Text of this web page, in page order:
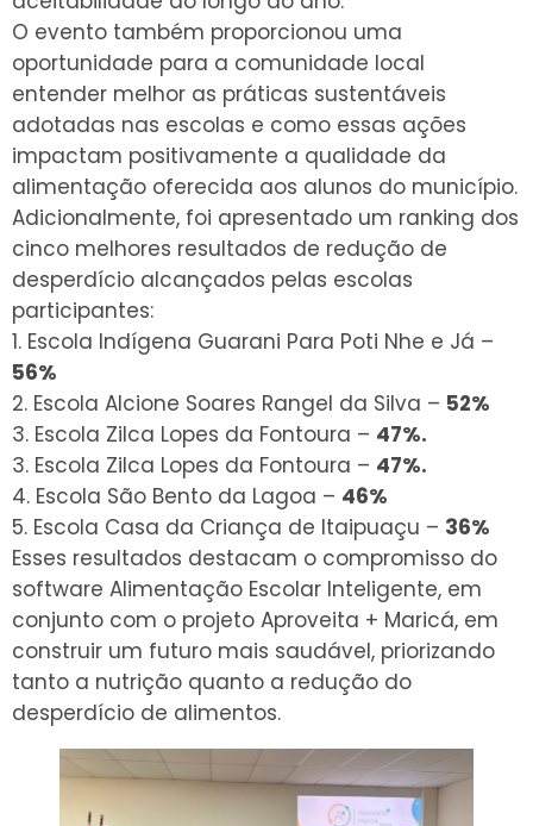
O evento também proporcionou uma
oportunidade para a comunidade local
entender melhor as práticas sustentáveis
adotadas nas escolas e como essas ações
impactam positivamente a qualidade da
alimentação oferecida aos alunos do município.
Adicionalmente, foi apresentado um ranking dos
cinco melhores resultados de redução de
desperdício alcançados pelas escolas
participantes:
1. Escola Indígena Guarani Para Poti Nhe e Já –
56%
2. Escola Alcione Soares Rangel da Silva – 52%
3. Escola Zilca Lopes da Fontoura – 47%.
3. Escola Zilca Lopes da Fontoura – 47%.
4. Escola São Bento da Lagoa – 46%
5. Escola Casa da Criança de Itaipuaçu – 36%
Esses resultados destacam o compromisso do
software Alimentação Escolar Inteligente, em
conjunto com o projeto Aproveita + Maricá, em
construir um futuro mais saudável, priorizando
tanto a nutrição quanto a redução do
desperdício de alimentos.